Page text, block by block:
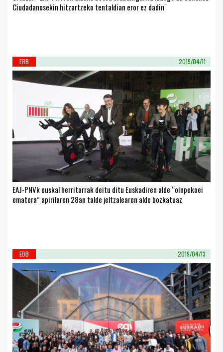
Ciudadanosekin hitzartzeko tentaldian eror ez dadin"
EBB 2019/04/11
EAJ-PNVk euskal herritarrak deitu ditu Euskadiren alde “oinpekoei
ematera” apirilaren 28an talde jeltzalearen alde bozkatuaz
EBB 2019/04/13